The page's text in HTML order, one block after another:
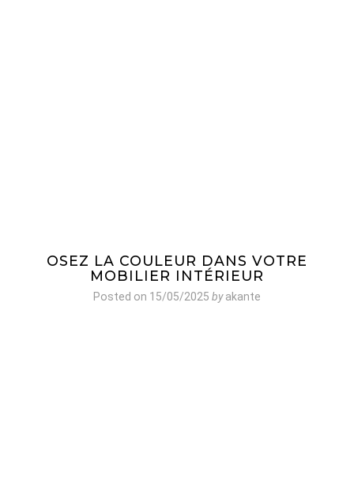
OSEZ LA COULEUR DANS VOTRE
MOBILIER INTÉRIEUR
Posted on 15/05/2025 byakante